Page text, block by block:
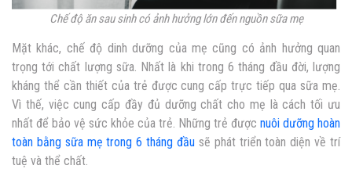
Chế độ ăn sau sinh có ảnh hưởng lớn đến nguồn sữa mẹ
Mặt khác, chế độ dinh dưỡng của mẹ cũng có ảnh hưởng quan
trọng tới chất lượng sữa. Nhất là khi trong 6 tháng đầu đời, lượng
kháng thể cần thiết của trẻ được cung cấp trực tiếp qua sữa mẹ.
Vì thế, việc cung cấp đầy đủ dưỡng chất cho mẹ là cách tối ưu
nhất để bảo vệ sức khỏe của trẻ. Những trẻ được nuôi dưỡng hoàn
toàn bằng sữa mẹ trong 6 tháng đầu sẽ phát triển toàn diện về trí
tuệ và thể chất.